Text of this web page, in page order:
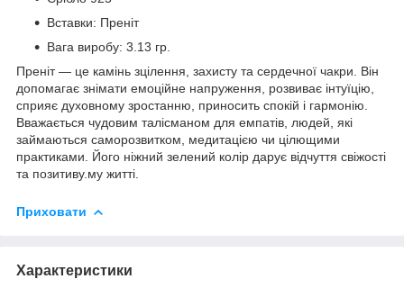
Вставки: Преніт
Вага виробу: 3.13 гр.
Преніт — це камінь зцілення, захисту та сердечної чакри. Він
допомагає знімати емоційне напруження, розвиває інтуїцію,
сприяє духовному зростанню, приносить спокій і гармонію.
Вважається чудовим талісманом для емпатів, людей, які
займаються саморозвитком, медитацією чи цілющими
практиками. Його ніжний зелений колір дарує відчуття свіжості
та позитиву.му житті.
Приховати
Характеристики